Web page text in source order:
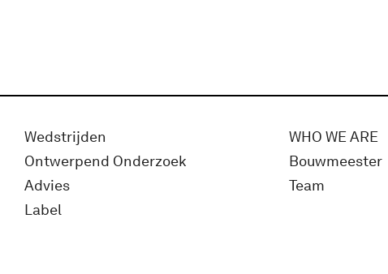
Wedstrijden
Ontwerpend Onderzoek
Advies
Label
WHO WE ARE
Bouwmeester
Team